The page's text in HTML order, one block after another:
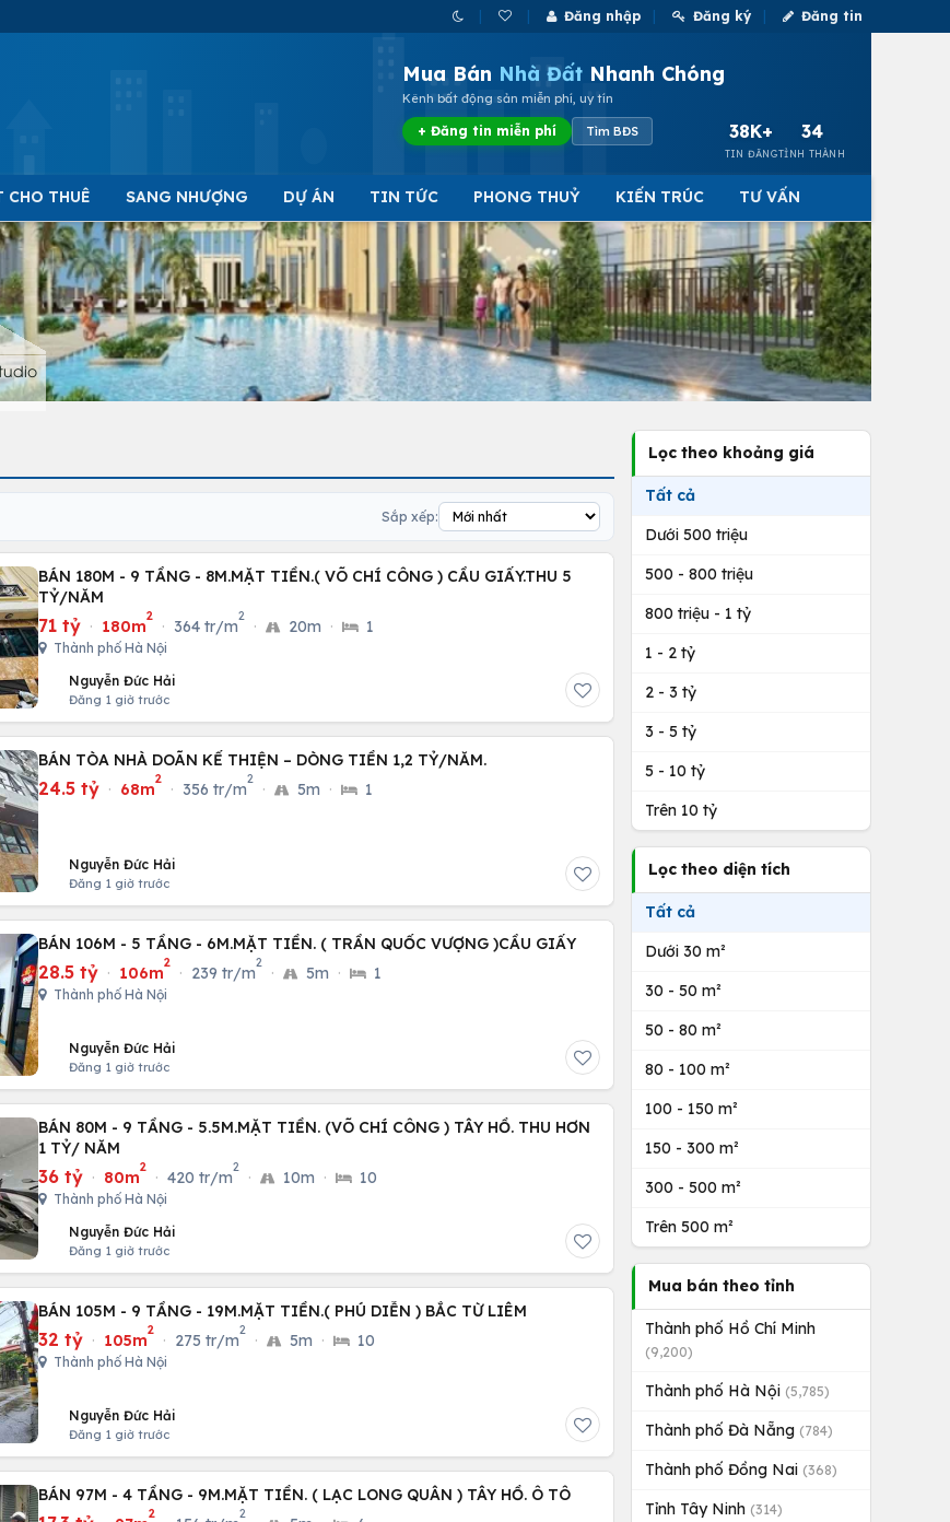
Đăng nhập Đăng ký Đăng tin
Mua Bán Nhà Đất Nhanh Chóng
Kênh bất động sản miễn phí, uy tín
+ Đăng tin miễn phí Tìm BĐS 38K+
TIN ĐĂNG
34
TỈNH THÀNH
CHO THUÊ SANG NHƯỢNG DỰ ÁN TIN TỨC PHONG THUỶ KIẾN TRÚC TƯ VẤN
Sắp xếp:
BÁN 180M - 9 TẦNG - 8M.MẶT TIỀN.( VÕ CHÍ CÔNG ) CẦU GIẤY.THU 5
TỶ/NĂM
71 tỷ · 180m
2
· 364 tr/m
2
· 20m · 1
Thành phố Hà Nội
Nguyễn Đức Hải
Đăng 1 giờ trước
BÁN TÒA NHÀ DOÃN KẾ THIỆN – DÒNG TIỀN 1,2 TỶ/NĂM.
24.5 tỷ · 68m
2
· 356 tr/m
2
· 5m · 1
Nguyễn Đức Hải
Đăng 1 giờ trước
BÁN 106M - 5 TẦNG - 6M.MẶT TIỀN. ( TRẦN QUỐC VƯỢNG )CẦU GIẤY
28.5 tỷ · 106m
2
· 239 tr/m
2
· 5m · 1
Thành phố Hà Nội
Nguyễn Đức Hải
Đăng 1 giờ trước
BÁN 80M - 9 TẦNG - 5.5M.MẶT TIỀN. (VÕ CHÍ CÔNG ) TÂY HỒ. THU HƠN
1 TỶ/ NĂM
36 tỷ · 80m
2
· 420 tr/m
2
· 10m · 10
Thành phố Hà Nội
Nguyễn Đức Hải
Đăng 1 giờ trước
BÁN 105M - 9 TẦNG - 19M.MẶT TIỀN.( PHÚ DIỄN ) BẮC TỪ LIÊM
32 tỷ · 105m
2
· 275 tr/m
2
· 5m · 10
Thành phố Hà Nội
Nguyễn Đức Hải
Đăng 1 giờ trước
BÁN 97M - 4 TẦNG - 9M.MẶT TIỀN. ( LẠC LONG QUÂN ) TÂY HỒ. Ô TÔ
2 2
Lọc theo khoảng giá
Tất cả
Dưới 500 triệu
500 - 800 triệu
800 triệu - 1 tỷ
1 - 2 tỷ
2 - 3 tỷ
3 - 5 tỷ
5 - 10 tỷ
Trên 10 tỷ
Lọc theo diện tích
Tất cả
Dưới 30 m²
30 - 50 m²
50 - 80 m²
80 - 100 m²
100 - 150 m²
150 - 300 m²
300 - 500 m²
Trên 500 m²
Mua bán theo tỉnh
Thành phố Hồ Chí Minh
(9,200)
Thành phố Hà Nội (5,785)
Thành phố Đà Nẵng (784)
Thành phố Đồng Nai (368)
Tỉnh Tây Ninh (314)